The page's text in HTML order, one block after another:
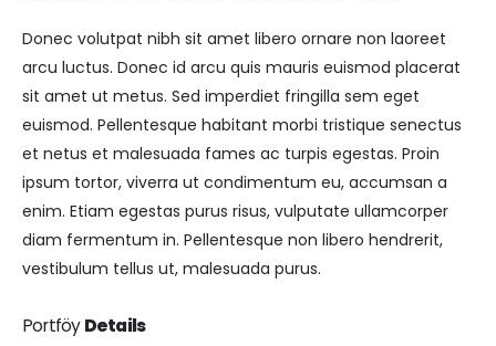
Donec volutpat nibh sit amet libero ornare non laoreet
arcu luctus. Donec id arcu quis mauris euismod placerat
sit amet ut metus. Sed imperdiet fringilla sem eget
euismod. Pellentesque habitant morbi tristique senectus
et netus et malesuada fames ac turpis egestas. Proin
ipsum tortor, viverra ut condimentum eu, accumsan a
enim. Etiam egestas purus risus, vulputate ullamcorper
diam fermentum in. Pellentesque non libero hendrerit,
vestibulum tellus ut, malesuada purus.
PortföyDetails